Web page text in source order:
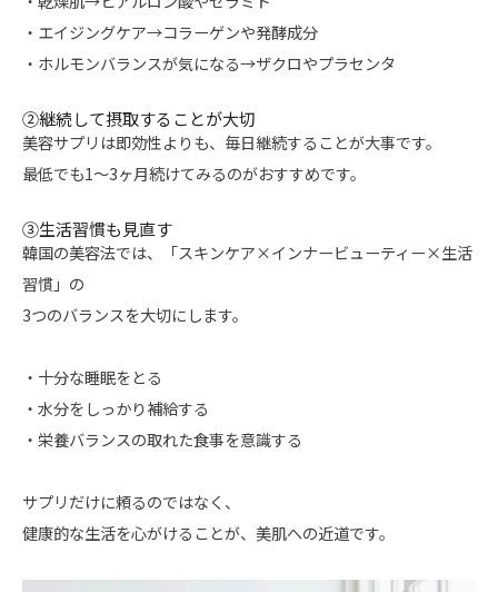
・エイジングケア→コラーゲンや発酵成分
・ホルモンバランスが気になる→ザクロやプラセンタ
②継続して摂取することが大切
美容サプリは即効性よりも、毎日継続することが大事です。
最低でも1～3ヶ月続けてみるのがおすすめです。
③生活習慣も見直す
韓国の美容法では、「スキンケア×インナービューティー×生活
習慣」の
3つのバランスを大切にします。
・ 十分な睡眠をとる
・水分をしっかり補給する
・栄養バランスの取れた食事を意識する
サプリだけに頼るのではなく、
健康的な生活を心がけることが、 美肌への近道です。